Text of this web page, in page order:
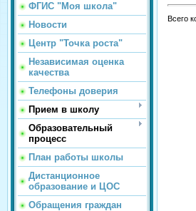
ФГИС "Моя школа"
Новости
Центр "Точка роста"
Независимая оценка
качества
Телефоны доверия
Прием в школу
Образовательный
процесс
План работы школы
Дистанционное
образование и ЦОС
Обращения граждан
Всего